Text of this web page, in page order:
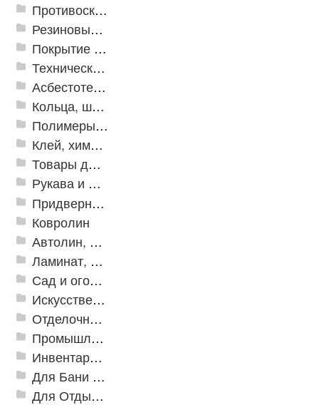
Противоскользящая защита для лестниц, профили, ленты
Резиновые и ПВХ дорожки
Покрытие из резиновой крошки
Техническая резина
Асбестотехнические и теплоизоляционные материалы
Кольца, шайбы, манжеты
Полимеры и пластики
Клей, химия, сопутствующие товары
Товары для дома
Рукава и шланги промышленные
Придверные решетки
Ковролин
Автолин, Транслин, Линолеум
Ламинат, Кварцвиниловая плитка SPC
Сад и огород
Искусственная трава
Отделочные профили
Промышленный текстиль
Инвентарь для клининга
Для Бани и Сауны
Для Отдыха и Пикника